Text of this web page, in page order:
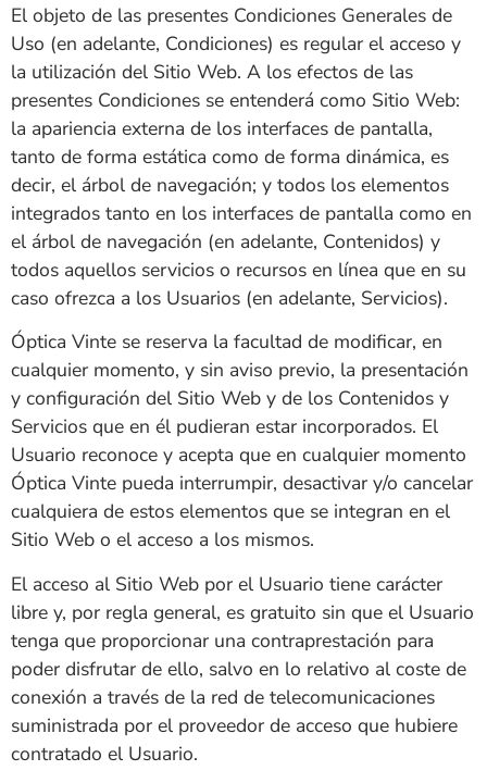
El objeto de las presentes Condiciones Generales de
Uso (en adelante, Condiciones) es regular el acceso y
la utilización del Sitio Web. A los efectos de las
presentes Condiciones se entenderá como Sitio Web:
la apariencia externa de los interfaces de pantalla,
tanto de forma estática como de forma dinámica, es
decir, el árbol de navegación; y todos los elementos
integrados tanto en los interfaces de pantalla como en
el árbol de navegación (en adelante, Contenidos) y
todos aquellos servicios o recursos en línea que en su
caso ofrezca a los Usuarios (en adelante, Servicios).
Óptica Vinte se reserva la facultad de modificar, en
cualquier momento, y sin aviso previo, la presentación
y configuración del Sitio Web y de los Contenidos y
Servicios que en él pudieran estar incorporados. El
Usuario reconoce y acepta que en cualquier momento
Óptica Vinte pueda interrumpir, desactivar y/o cancelar
cualquiera de estos elementos que se integran en el
Sitio Web o el acceso a los mismos.
El acceso al Sitio Web por el Usuario tiene carácter
libre y, por regla general, es gratuito sin que el Usuario
tenga que proporcionar una contraprestación para
poder disfrutar de ello, salvo en lo relativo al coste de
conexión a través de la red de telecomunicaciones
suministrada por el proveedor de acceso que hubiere
contratado el Usuario.